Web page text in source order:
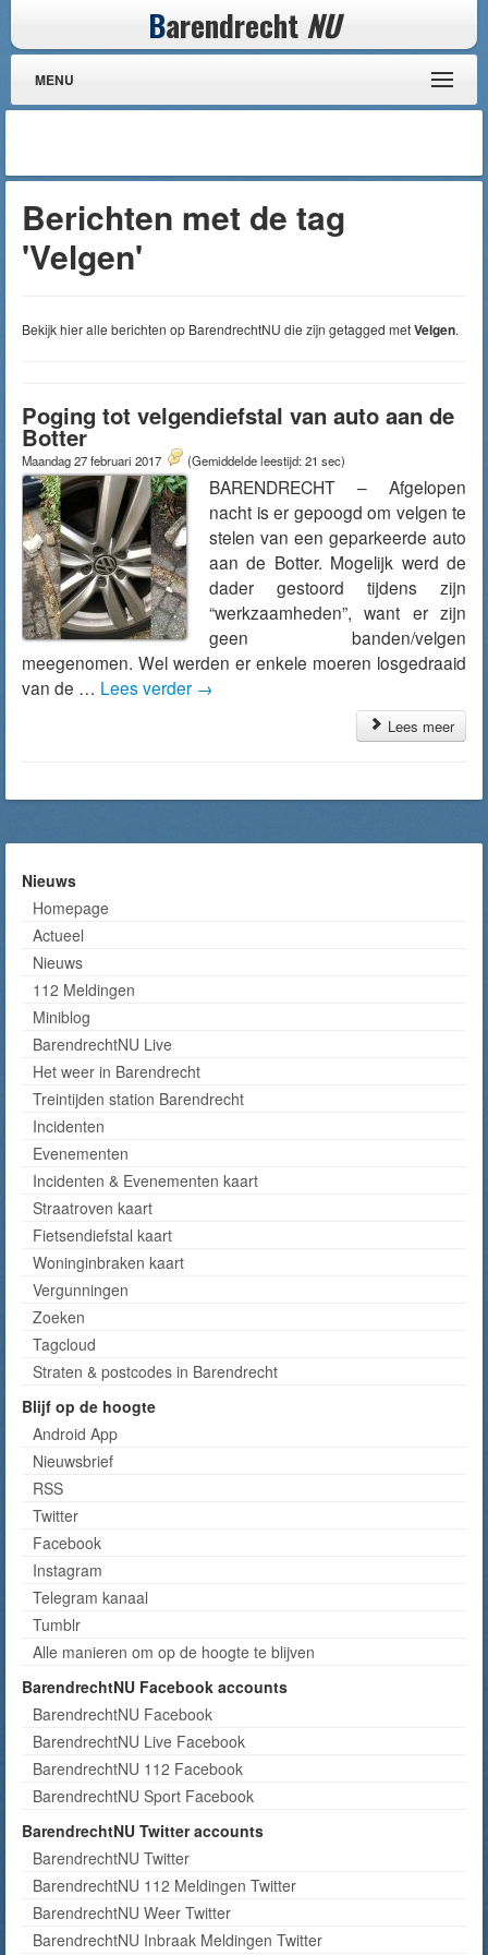
Barendrecht NU
MENU
Berichten met de tag
'Velgen'
Bekijk hier alle berichten op BarendrechtNU die zijn getagged metVelgen.
Poging tot velgendiefstal van auto aan de
Botter
Maandag 27 februari 2017 (Gemiddelde leestijd: 21 sec)
BARENDRECHT – Afgelopen
nacht is er gepoogd om velgen te
stelen van een geparkeerde auto
aan de Botter. Mogelijk werd de
dader gestoord tijdens zijn
“werkzaamheden”, want er zijn
geen banden/velgen
meegenomen. Wel werden er enkele moeren losgedraaid
van de … Lees verder →
Lees meer
Nieuws
Homepage
Actueel
Nieuws
112 Meldingen
Miniblog
BarendrechtNU Live
Het weer in Barendrecht
Treintijden station Barendrecht
Incidenten
Evenementen
Incidenten & Evenementen kaart
Straatroven kaart
Fietsendiefstal kaart
Woninginbraken kaart
Vergunningen
Zoeken
Tagcloud
Straten & postcodes in Barendrecht
Blijf op de hoogte
Android App
Nieuwsbrief
RSS
Twitter
Facebook
Instagram
Telegram kanaal
Tumblr
Alle manieren om op de hoogte te blijven
BarendrechtNU Facebook accounts
BarendrechtNU Facebook
BarendrechtNU Live Facebook
BarendrechtNU 112 Facebook
BarendrechtNU Sport Facebook
BarendrechtNU Twitter accounts
BarendrechtNU Twitter
BarendrechtNU 112 Meldingen Twitter
BarendrechtNU Weer Twitter
BarendrechtNU Inbraak Meldingen Twitter